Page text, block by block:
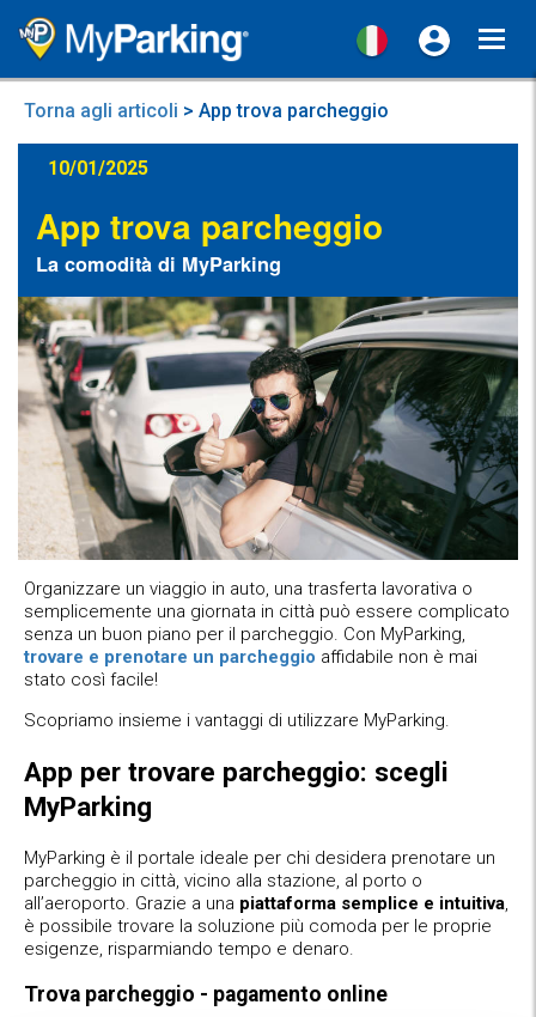
Torna agli articoli > App trova parcheggio
10/01/2025
App trova parcheggio
La comodità di MyParking
Organizzare un viaggio in auto, una trasferta lavorativa o
semplicemente una giornata in città può essere complicato
senza un buon piano per il parcheggio. Con MyParking,
trovare e prenotare un parcheggio affidabile non è mai
stato così facile!
Scopriamo insieme i vantaggi di utilizzare MyParking.
App per trovare parcheggio: scegli
MyParking
MyParking è il portale ideale per chi desidera prenotare un
parcheggio in città, vicino alla stazione, al porto o
all’aeroporto. Grazie a una piattaforma semplice e intuitiva,
è possibile trovare la soluzione più comoda per le proprie
esigenze, risparmiando tempo e denaro.
Trova parcheggio - pagamento online